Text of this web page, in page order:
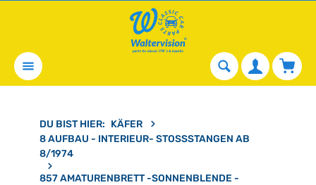
DU BIST HIER: KÄFER
8 AUFBAU - INTERIEUR- STOSSSTANGEN AB 8
/1974
857 AMATURENBRETT -SONNENBLENDE -